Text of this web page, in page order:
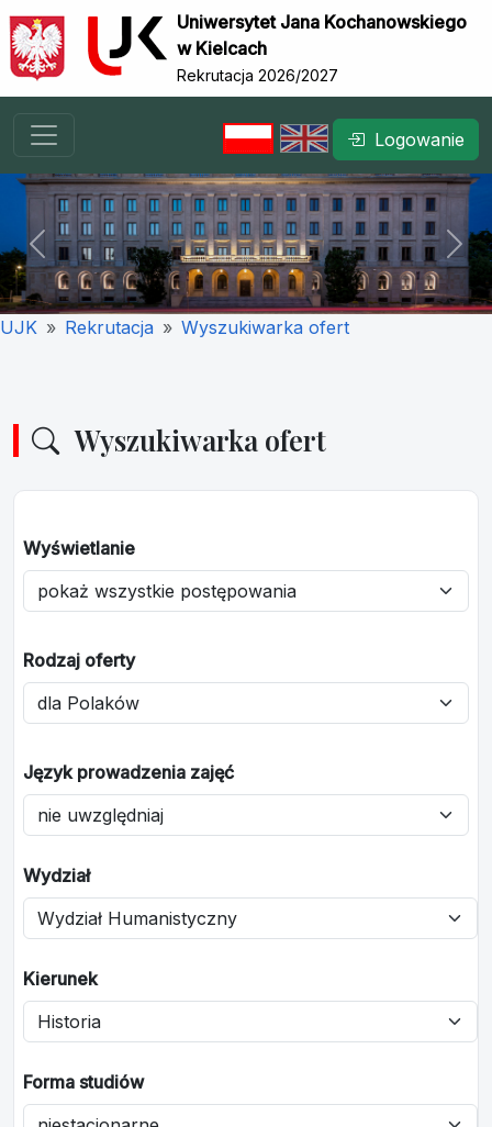
Uniwersytet Jana Kochanowskiego
w Kielcach
Rekrutacja 2026/2027
Logowanie
Previous Next
UJK Rekrutacja Wyszukiwarka ofert
Wyszukiwarka ofert
Wyświetlanie
Rodzaj oferty
Język prowadzenia zajęć
Wydział
Kierunek
Forma studiów